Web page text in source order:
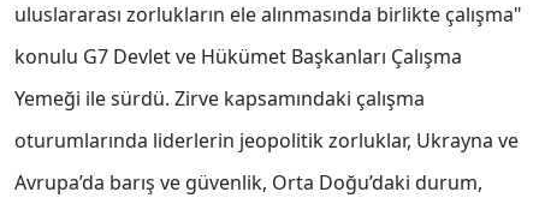
uluslararası zorlukların ele alınmasında birlikte çalışma"
konulu G7 Devlet ve Hükümet Başkanları Çalışma
Yemeği ile sürdü. Zirve kapsamındaki çalışma
oturumlarında liderlerin jeopolitik zorluklar, Ukrayna ve
Avrupa’da barış ve güvenlik, Orta Doğu’daki durum,